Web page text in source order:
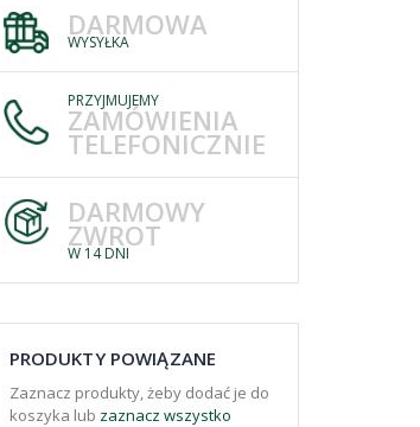
DARMOWA
WYSYŁKA
PRZYJMUJEMY
ZAMÓWIENIA
TELEFONICZNIE
DARMOWY
ZWROT
W 14 DNI
PRODUKTY POWIĄZANE
Zaznacz produkty, żeby dodać je do
koszyka lub zaznacz wszystko